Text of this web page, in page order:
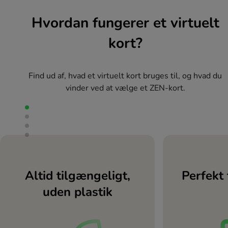
Hvordan fungerer et virtuelt
kort?
Find ud af, hvad et virtuelt kort bruges til, og hvad du
vinder ved at vælge et ZEN-kort.
Altid tilgængeligt,
uden plastik